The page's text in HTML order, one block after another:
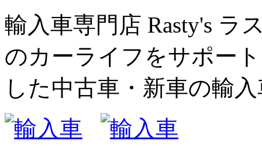
輸入車専門店 Rasty's ラ
のカーライフをサポー
した中古車・新車の輸